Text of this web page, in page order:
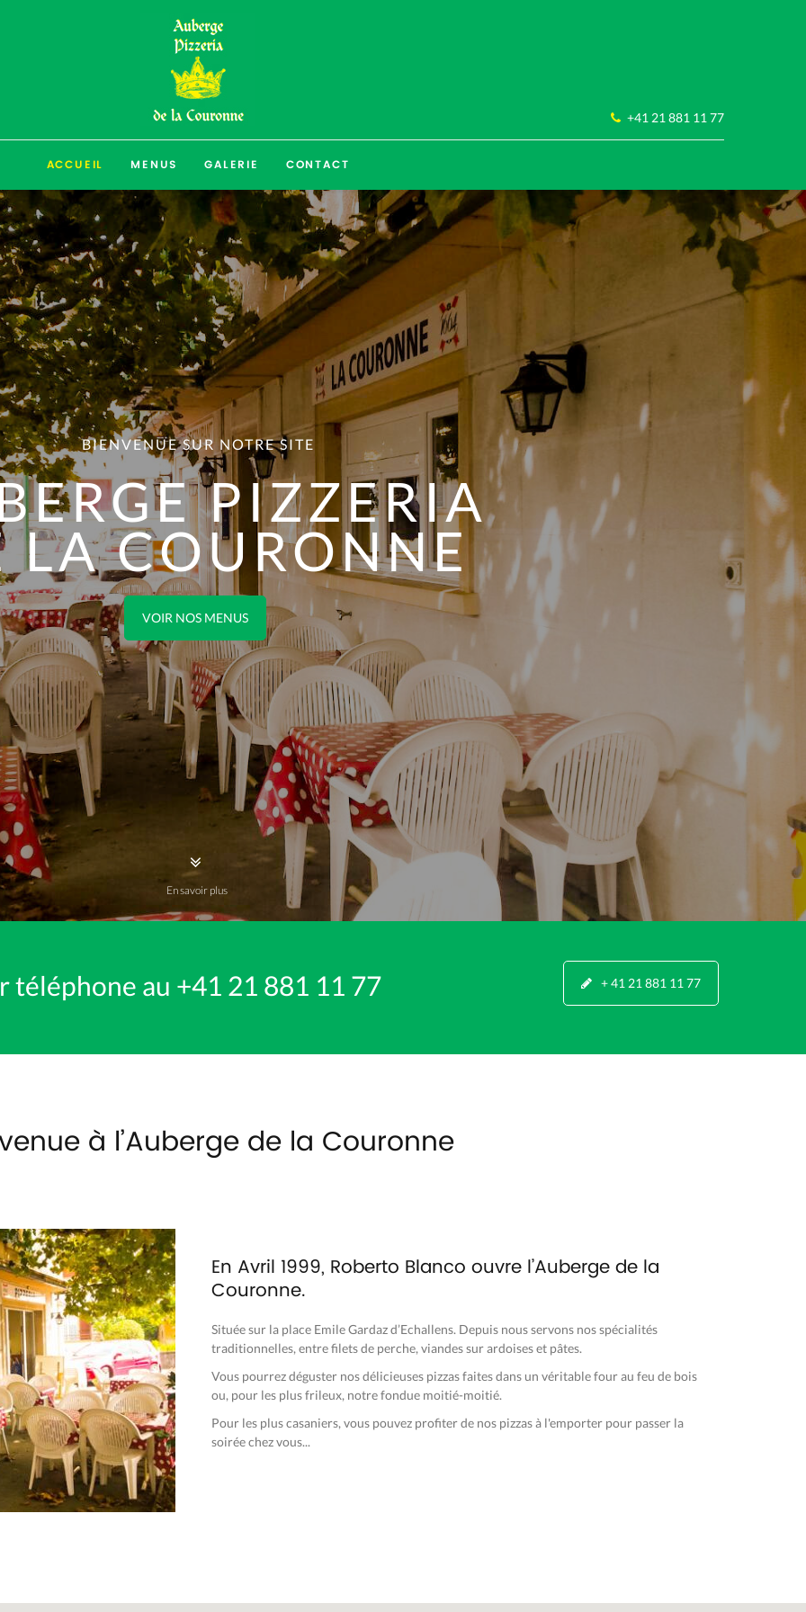
ACCUEIL MENUS GALERIE CONTACT
+41 21 881 11 77
BIENVENUE SUR NOTRE SITE
PIZZERIA
LA COURONNE
VOIR NOS MENUS
En savoir plus
au +41 21 881 11 77 + 41 21 881 11 77
à l’Auberge de la Couronne
En Avril 1999, Roberto Blanco ouvre l’Auberge de la
Couronne.
Située sur la place Emile Gardaz d’Echallens. Depuis nous servons nos spécialités
traditionnelles, entre filets de perche, viandes sur ardoises et pâtes.
Vous pourrez déguster nos délicieuses pizzas faites dans un véritable four au feu de bois
ou, pour les plus frileux, notre fondue moitié-moitié.
Pour les plus casaniers, vous pouvez profiter de nos pizzas à l'emporter pour passer la
soirée chez vous...